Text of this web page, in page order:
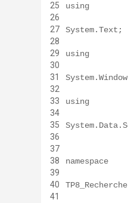
25
26
27
28
29
30
31
32
33
34
35
36
37
38
39
40
41
using
System.Text;
using
using
namespace